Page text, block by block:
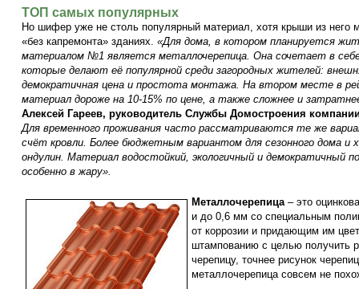
ТОП самых популярных
Но шифер уже не столь популярный материал, хотя крыши из него
«без капремонта» зданиях. «Для дома, в котором планируется
материалом №1 является металлочерепица. Она сочетает в
которые делают её популярной среди загородных жителей:
демократичная цена и простота монтажа. На втором месте в
материал дороже на 10-15% по цене, а также сложнее и
Алексей Гареев, руководитель Службы Домостроения
Для временного проживания часто рассматриваются те же
счёт кровли. Более бюджетным вариантом для сезонного дома и
ондулин. Материал водостойкий, экологичный и демократичный
особенно в жару».
Металлочерепица– это
и до 0,6 мм со специальным
от коррозии и придающим им
штампованию с целью получить
черепицу, точнее рисунок
металлочерепица совсем не